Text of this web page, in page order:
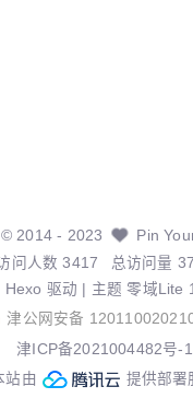
©2014- 2023
Pin
问人数3417 总访问量
Hexo 驱动 | 主题零域Lite
津公网安备
津ICP备2021004482号-1
站由
提供部署